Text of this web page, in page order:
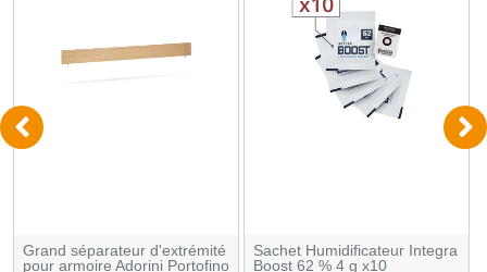
Grand séparateur d'extrémité
pour armoire Adorini Portofino
Sachet Humidificateur Integra
Boost 62 % 4 g x10